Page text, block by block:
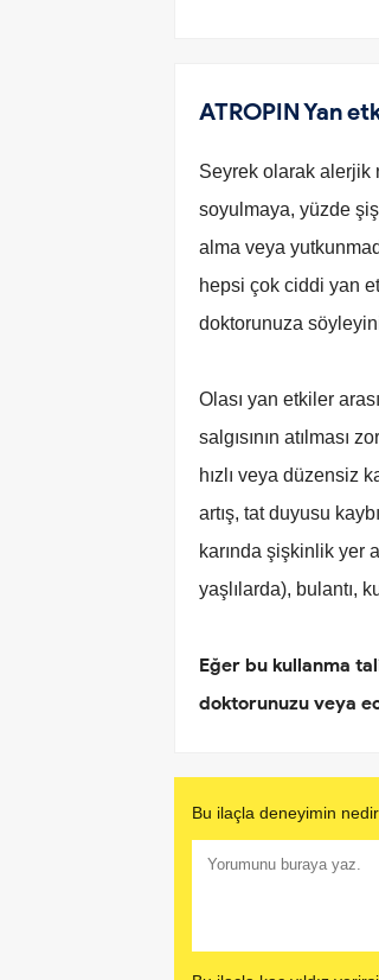
ATROPIN Yan
Seyrek olarak alerjik
soyulmaya, yüzde
alma veya
hepsi çok ciddi yan
doktorunuza
Olası yan etkiler
salgısının atılması
hızlı veya düzensiz
artış, tat duyusu
karında şişkinlik yer
yaşlılarda), bulantı,
Eğer bu kullanma
doktorunuzu veya
Bu ilaçla deneyimin